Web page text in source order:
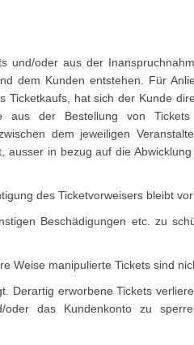
und/oder aus der
dem Kunden entstehen. Für
Ticketkaufs, hat sich der Kunde
aus der Bestellung von
dem jeweiligen
in bezug auf die
des Ticketvorweisers bleibt
Beschädigungen etc. zu
Weise manipulierte Tickets sind
Derartig erworbene Tickets
oder das Kundenkonto zu